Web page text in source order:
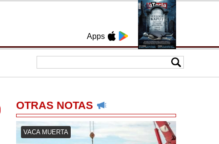
Apps
OTRAS NOTAS
VACA MUERTA